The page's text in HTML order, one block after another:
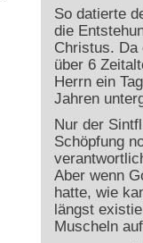
So datierte
die
Christus. Da
über 6
Herrn ein
Jahren
Nur der
Schöpfung
Aber wenn
hatte, wie
längst
Muscheln